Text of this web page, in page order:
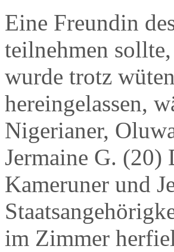
Eine Freundin
teilnehmen
wurde trotz
hereingelassen,
Nigerianer,
Jermaine G. (20)
Kameruner und
im Zimmer